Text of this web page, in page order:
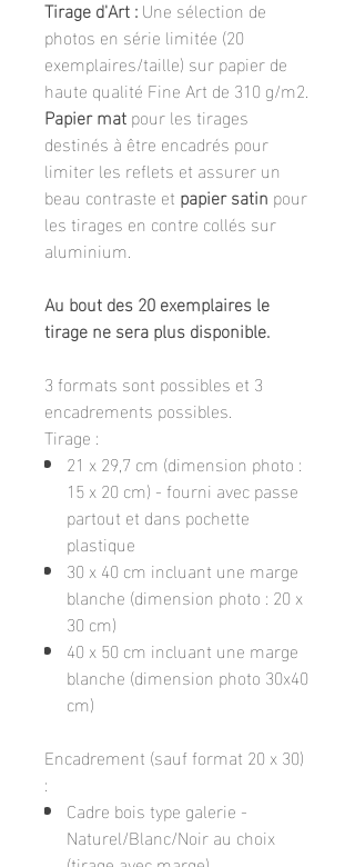
Tirage d'Art :Une sélection de
photos en série limitée (20
exemplaires/taille) sur papier de
haute qualité Fine Art de 310 g/m2.
Papier matpour les tirages
destinés à être encadrés pour
limiter les reflets et assurer un
beau contraste et papier satin pour
les tirages en contre collés sur
aluminium.
Au bout des 20 exemplaires le
tirage ne sera plus disponible.
3 formats sont possibles et 3
encadrements possibles.
Tirage :
21 x 29,7 cm (dimension photo :
15 x 20 cm) - fourni avec passe
partout et dans pochette
plastique
30 x 40 cm incluant une marge
blanche (dimension photo : 20 x
30 cm)
40 x 50 cm incluant une marge
blanche (dimension photo 30x40
cm)
Encadrement (sauf format 20 x 30)
:
Cadre bois type galerie -
Naturel/Blanc/Noir au choix